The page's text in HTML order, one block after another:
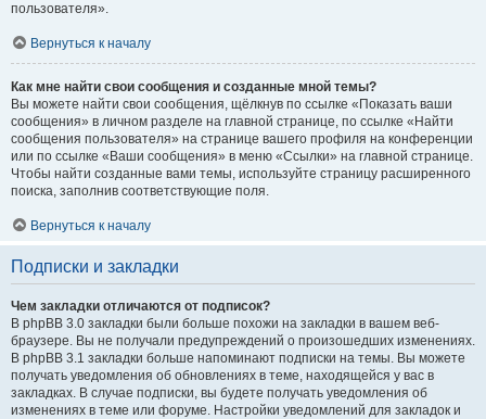
пользователя».
Вернуться к началу
Как мне найти свои сообщения и созданные мной темы?
Вы можете найти свои сообщения, щёлкнув по ссылке «Показать ваши
сообщения» в личном разделе на главной странице, по ссылке «Найти
сообщения пользователя» на странице вашего профиля на конференции
или по ссылке «Ваши сообщения» в меню «Ссылки» на главной странице.
Чтобы найти созданные вами темы, используйте страницу расширенного
поиска, заполнив соответствующие поля.
Вернуться к началу
Подписки и закладки
Чем закладки отличаются от подписок?
В phpBB 3.0 закладки были больше похожи на закладки в вашем веб-
браузере. Вы не получали предупреждений о произошедших изменениях.
В phpBB 3.1 закладки больше напоминают подписки на темы. Вы можете
получать уведомления об обновлениях в теме, находящейся у вас в
закладках. В случае подписки, вы будете получать уведомления об
изменениях в теме или форуме. Настройки уведомлений для закладок и